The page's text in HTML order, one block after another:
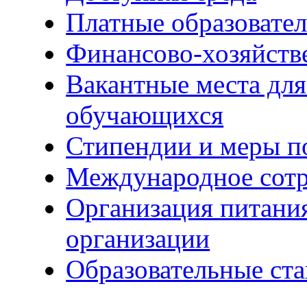
Платные
Финансово-
Вакантные места
обучающихся
Стипендии и меры
Международное
Организация
организации
Образовательные